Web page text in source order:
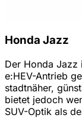
Honda Jazz
Der Honda Jazz
e:HEV-Antrieb
stadtnäher,
bietet jedoch
SUV-Optik als